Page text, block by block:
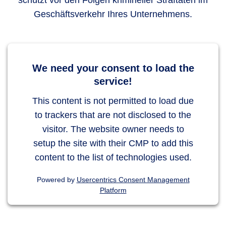
Geschäftsverkehr Ihres Unternehmens.
We need your consent to load the
service!
This content is not permitted to load due
to trackers that are not disclosed to the
visitor. The website owner needs to
setup the site with their CMP to add this
content to the list of technologies used.
Powered by Usercentrics Consent Management
Platform